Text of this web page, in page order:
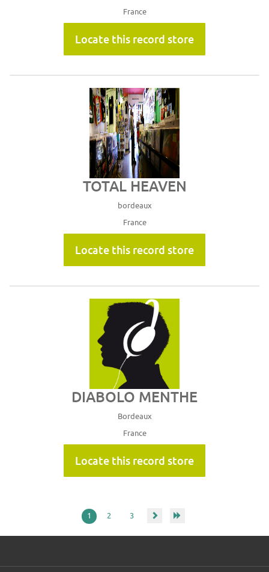
France
Locate this record store
TOTAL HEAVEN
bordeaux
France
Locate this record store
DIABOLO MENTHE
Bordeaux
France
Locate this record store
1 2 3